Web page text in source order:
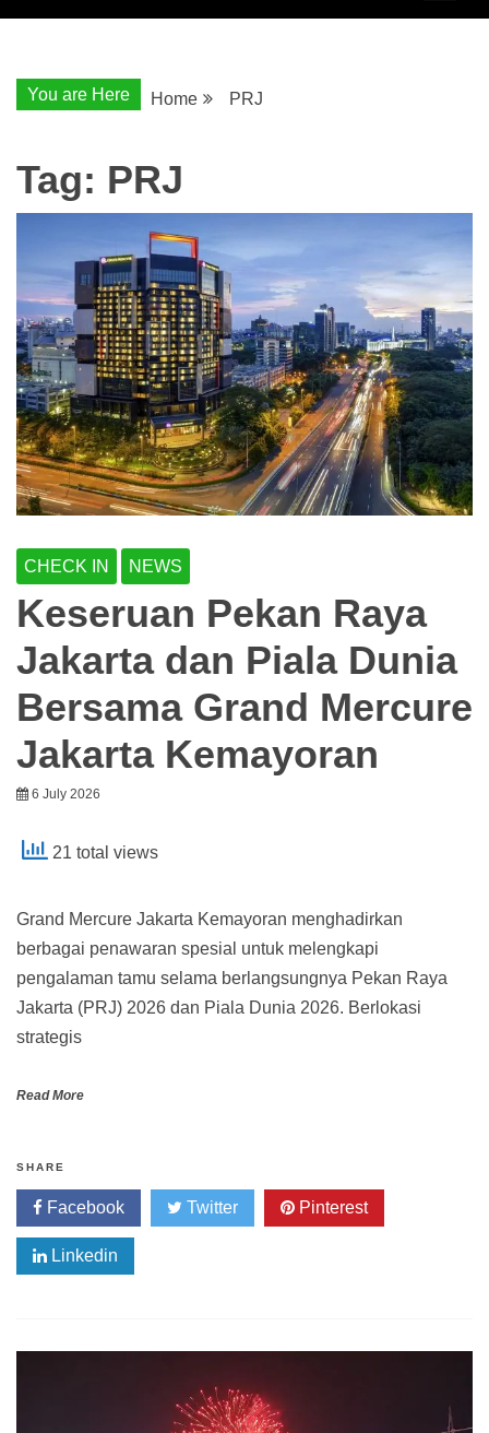
You are Here Home PRJ
Tag: PRJ
CHECK IN NEWS
Keseruan Pekan Raya
Jakarta dan Piala Dunia
Bersama Grand Mercure
Jakarta Kemayoran
6 July 2026
21 total views
Grand Mercure Jakarta Kemayoran menghadirkan
berbagai penawaran spesial untuk melengkapi
pengalaman tamu selama berlangsungnya Pekan Raya
Jakarta (PRJ) 2026 dan Piala Dunia 2026. Berlokasi
strategis
Read More
SHARE
Facebook Twitter Pinterest
Linkedin